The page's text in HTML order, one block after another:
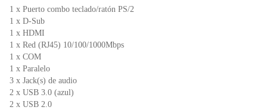
1 x Puerto combo teclado/ratón PS/2
1 x D-Sub
1 x HDMI
1 x Red (RJ45) 10/100/1000Mbps
1 x COM
1 x Paralelo
3 x Jack(s) de audio
2 x USB 3.0 (azul)
2 x USB 2.0